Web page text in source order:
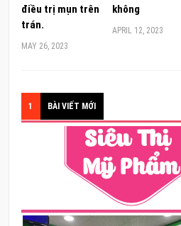
điều trị mụn trên
trán.
MAY 26, 2023
không
APRIL 12, 2023
1 BÀI VIẾT MỚI